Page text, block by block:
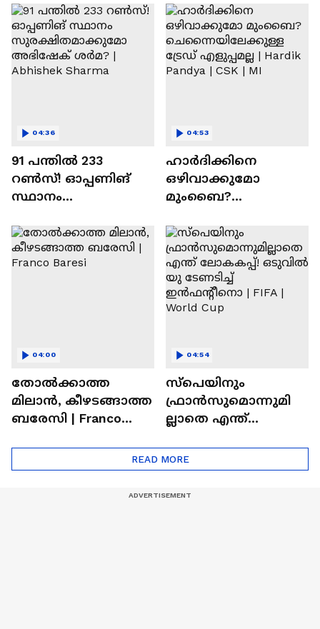
91 പന്തില്‍ 233
റണ്‍സ്! ഓപ്പണിങ്
സ്ഥാനം
അഭിഷേക് ശർമ? |
Abhishek Sharma
04:36
ഹാർദിക്കിനെ
ഒഴിവാക്കുമോ
മുംബൈ?
ട്രേഡ് എളുപ്പമല്ല |
Hardik Pandya | CSK |
MI
04:53
തോല്‍ക്കാത്ത
മിലാന്‍, കീഴടങ്ങാത്ത
ബരേസി | Franco
04:00
സ്പെയിനും
ഫ്രാൻസുമൊന്നുമി
ല്ലാതെ എന്ത്
യു ടേണടിച്ച്
ഇൻഫന്റീനൊ | FIFA |
04:54
READ MORE